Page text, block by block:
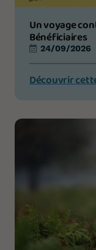
Un voyage
Bénéficiaires
24/09/2026
Découvrir